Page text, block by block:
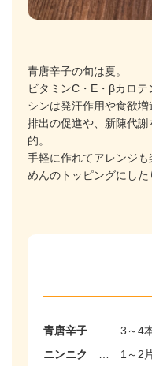
青唐辛子の旬は夏。
ビタミンC・E・βカロ
シンは発汗作用や食欲
排出の促進や、新陳代
的。
手軽に作れてアレンジ
めんのトッピングにした
青唐辛子
3～4
ニンニク
1～2